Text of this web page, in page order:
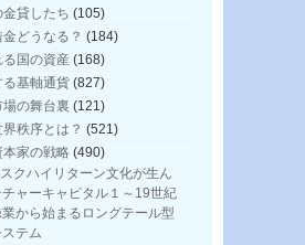
貸したち (105)
どうなる？ (184)
国の資産 (168)
基軸通貨 (827)
の舞台裏 (121)
秩序とは？ (521)
家の戦略 (490)
クハイリターン文化が生ん
チャーキャピタル１～19世紀
から始まるロングテール型
テム